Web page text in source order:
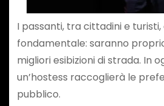
I passanti, tra cittadini e
fondamentale: saranno
migliori esibizioni di strada. In
un’hostess raccoglierà le
pubblico.